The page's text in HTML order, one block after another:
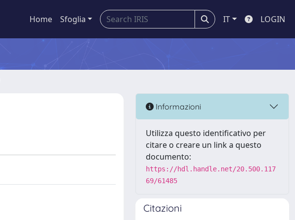
Home Sfoglia IT LOGIN
Informazioni
Utilizza questo identificativo per
citare o creare un link a questo
documento:
https://hdl.handle.net/20.500.117
69/61485
Citazioni